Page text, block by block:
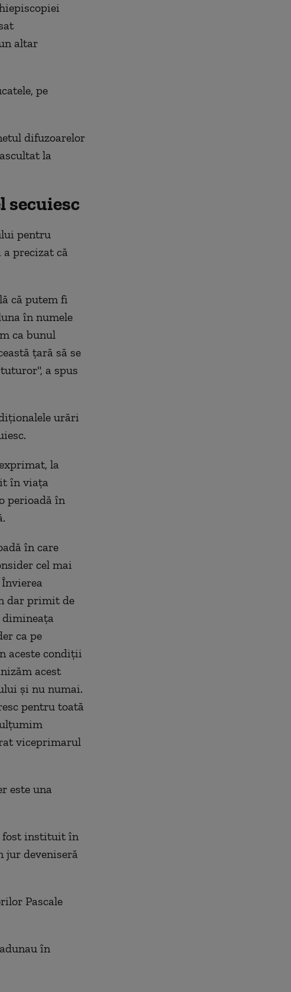
altar
pe
difuzoarelor
la
secuiesc
pentru
precizat că
că putem fi
în numele
ca bunul
ţară să se
a spus
urări
la
în viaţa
perioadă în
în care
cel mai
dar primit de
ca pe
aceste condiţii
acest
şi nu numai.
pentru toată
viceprimarul
este una
fost instituit în
jur deveniseră
Pascale
în